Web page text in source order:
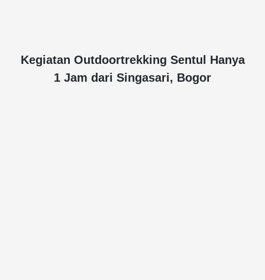
Kegiatan Outdoortrekking Sentul Hanya
1 Jam dari Singasari, Bogor